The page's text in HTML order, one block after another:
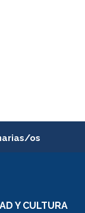
os
interna
Y CULTURA